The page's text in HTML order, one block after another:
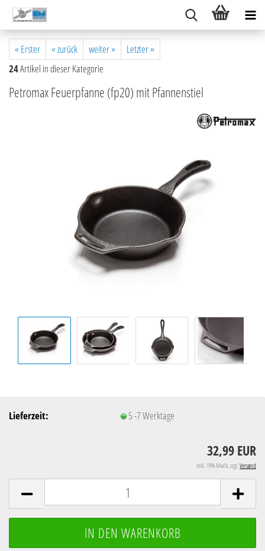
« Erster « zurück weiter »
Letzter »
24Artikel in dieser Kategorie
Petromax Feuerpfanne (fp20) mit Pfannenstiel
Lieferzeit: 5 -7 Werktage
32,99 EUR
inkl. 19% MwSt. zzgl.Versand